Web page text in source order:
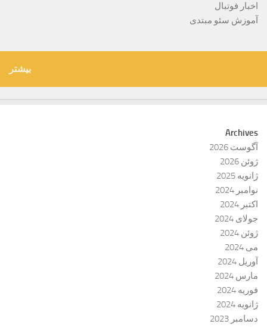
اخبار فوتبال
آموزش سئو مبتدی
بیشتر
Archives
آگوست 2026
ژوئن 2026
ژانویه 2025
نوامبر 2024
اکتبر 2024
جولای 2024
ژوئن 2024
می 2024
آوریل 2024
مارس 2024
فوریه 2024
ژانویه 2024
دسامبر 2023